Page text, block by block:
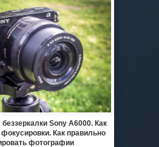
Sony A6000. Как
Как правильно
фотографии